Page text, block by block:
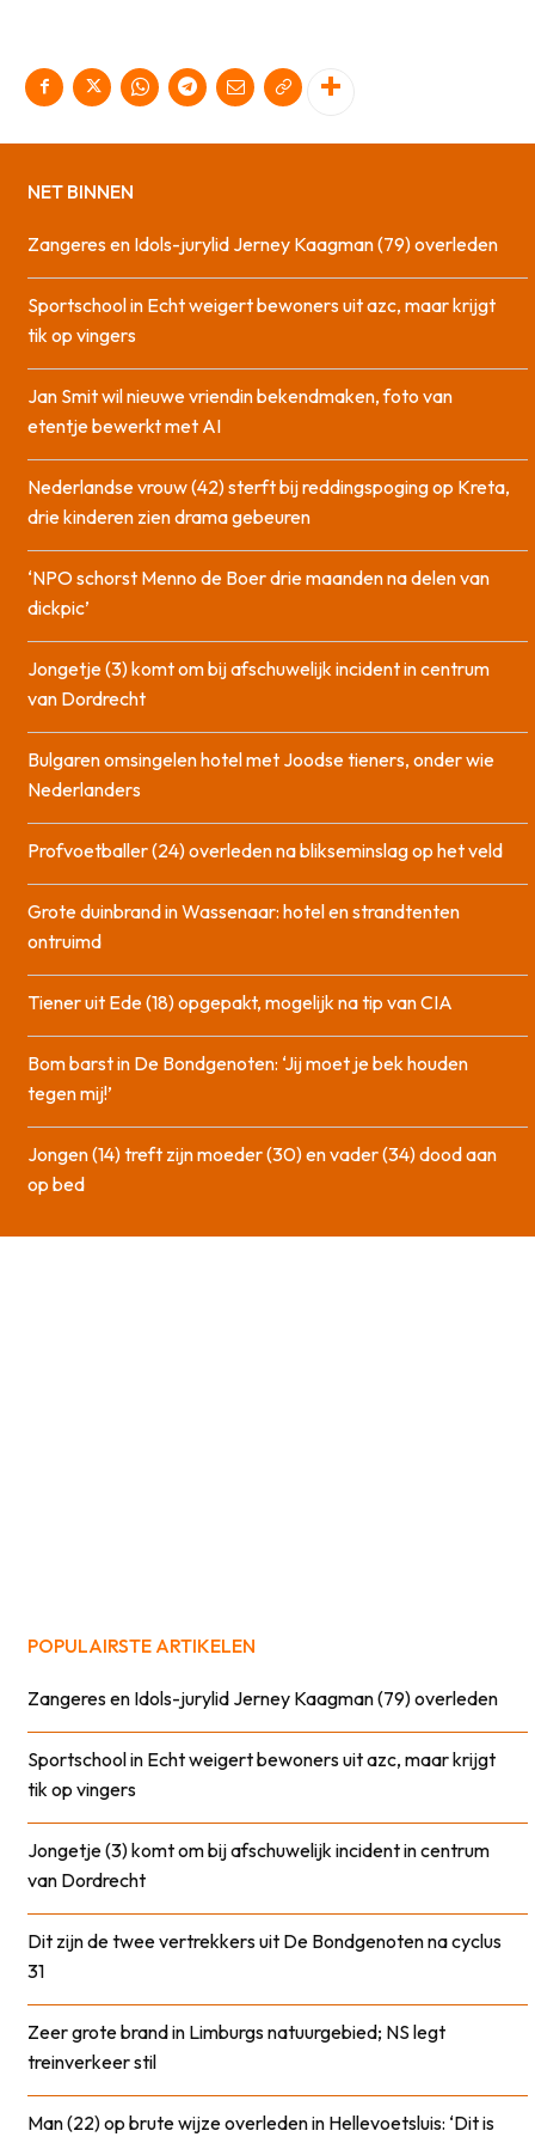
NET BINNEN
Zangeres en Idols-jurylid Jerney Kaagman (79) overleden
Sportschool in Echt weigert bewoners uit azc, maar krijgt
tik op vingers
Jan Smit wil nieuwe vriendin bekendmaken, foto van
etentje bewerkt met AI
Nederlandse vrouw (42) sterft bij reddingspoging op Kreta,
drie kinderen zien drama gebeuren
‘NPO schorst Menno de Boer drie maanden na delen van
dickpic’
Jongetje (3) komt om bij afschuwelijk incident in centrum
van Dordrecht
Bulgaren omsingelen hotel met Joodse tieners, onder wie
Nederlanders
Profvoetballer (24) overleden na blikseminslag op het veld
Grote duinbrand in Wassenaar: hotel en strandtenten
ontruimd
Tiener uit Ede (18) opgepakt, mogelijk na tip van CIA
Bom barst in De Bondgenoten: ‘Jij moet je bek houden
tegen mij!’
Jongen (14) treft zijn moeder (30) en vader (34) dood aan
op bed
POPULAIRSTE ARTIKELEN
Zangeres en Idols-jurylid Jerney Kaagman (79) overleden
Sportschool in Echt weigert bewoners uit azc, maar krijgt
tik op vingers
Jongetje (3) komt om bij afschuwelijk incident in centrum
van Dordrecht
Dit zijn de twee vertrekkers uit De Bondgenoten na cyclus
31
Zeer grote brand in Limburgs natuurgebied; NS legt
treinverkeer stil
Man (22) op brute wijze overleden in Hellevoetsluis: ‘Dit is